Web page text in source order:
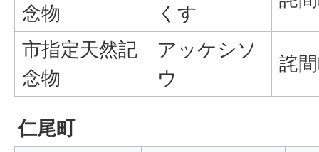
念物 くす
市指定天然記
念物
アッケシソ
ウ
詫
仁尾町